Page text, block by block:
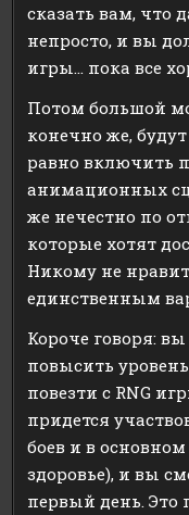
сказать вам, что
непросто, и вы
игры… пока все
Потом большой
конечно же,
равно включить
анимационных
же нечестно по
которые хотят
Никому не
единственным
Короче говоря:
повысить
повезти с RNG
придется
боев и в
здоровье), и вы
первый день. Это